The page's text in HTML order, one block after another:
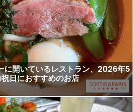
に開いているレストラン、2026年5
日におすすめのお店